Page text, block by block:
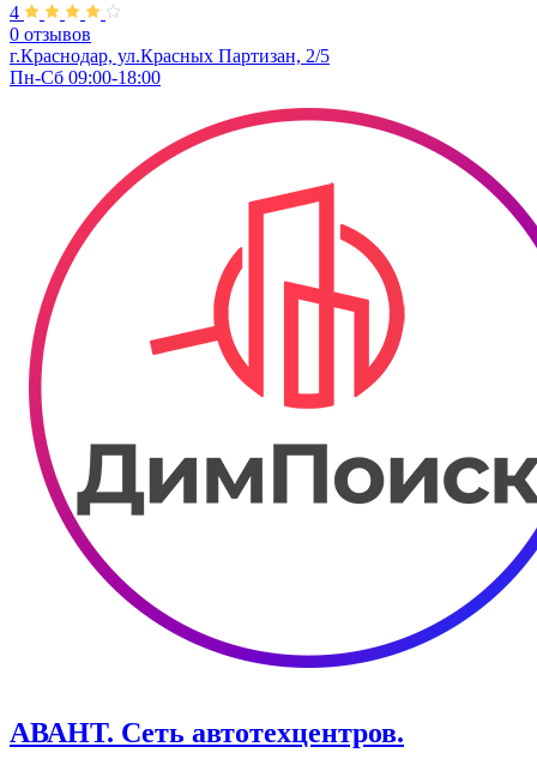
4
0 отзывов
г.Краснодар, ул.Красных Партизан, 2/5
Пн-Сб 09:00-18:00
АВАНТ. ​Сеть автотехцентров.